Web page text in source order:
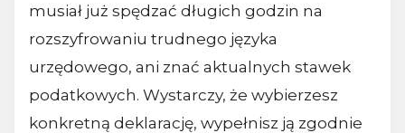
musiał już spędzać długich godzin na
rozszyfrowaniu trudnego języka
urzędowego, ani znać aktualnych stawek
podatkowych. Wystarczy, że wybierzesz
konkretną deklarację, wypełnisz ją zgodnie